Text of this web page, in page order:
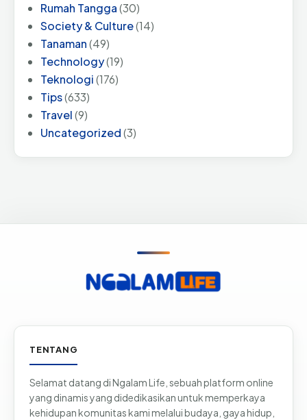
Rumah Tangga(30)
Society & Culture(14)
Tanaman(49)
Technology(19)
Teknologi(176)
Tips(633)
Travel(9)
Uncategorized(3)
TENTANG
Selamat datang di Ngalam Life, sebuah platform online
yang dinamis yang didedikasikan untuk memperkaya
kehidupan komunitas kami melalui budaya, gaya hidup,